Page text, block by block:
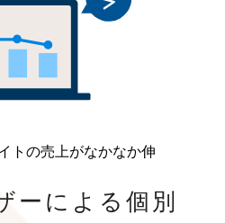
トの売上がなかなか伸
ーによる個別